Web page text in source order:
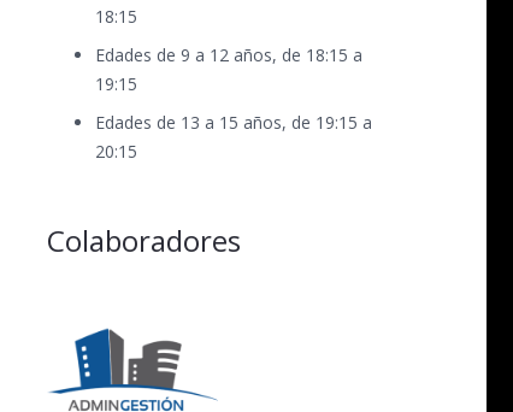
18:15
Edades de 9 a 12 años, de 18:15 a
19:15
Edades de 13 a 15 años, de 19:15 a
20:15
Colaboradores